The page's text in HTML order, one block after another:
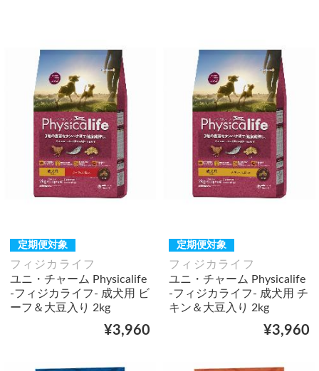
定期便対象
フィジカライフ
ユニ・チャーム Physicalife
-フィジカライフ- 成犬用 ビ
ーフ＆大豆入り 2kg
¥3,960
定期便対象
フィジカライフ
ユニ・チャーム Physicalife
-フィジカライフ- 成犬用 チ
キン＆大豆入り 2kg
¥3,960